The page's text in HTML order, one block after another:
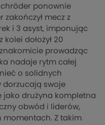
ponownie
zakończył mecz z
i 3 asyst, imponując
dołożył 20
prowadząc
nadaje rytm całej
o solidnych
dorzucają swoje
jako drużyna kompletna
obwód i liderów,
momentach. Z takim